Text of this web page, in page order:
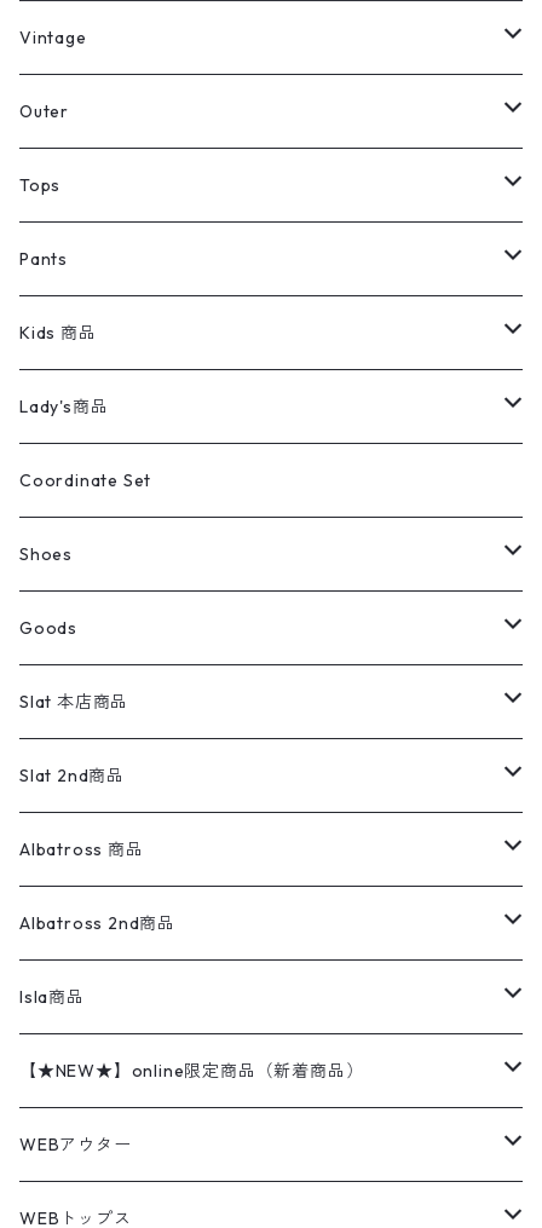
ミリタリーデッドストック
アウター
デニムジャケット
ミリタリージャケット
コート
ナイロンジャケット
レザー
テーラードジャケット
ボアジャケット
その他
トップス
半袖シャツ
長袖シャツ
セーター・カーディガン
パンツ
デニムパンツ
ミリタリーパンツ
スラックス
オーバーオール・つなぎ
イージーパンツ
ビンテージ
レディース
アウター
トップス
キッズ
アウター
トップス
ライフスタイル雑貨
ラグ・ブランケット
ブランド
ラルフローレン
リーバイス
カーハート
ディッキーズ
Vintage
Jacket
Tee
Sweat Shirts
REVERSE WEAVE
Pants
Shirts
Ladies
Sweater
Goods
Military
Outer
コート
デニムジャケット
ミリタリージャケット
スウィングトップ
アウトドアナイロンジャケット
スポーツナイロンジャケット
ワークジャケット
テーラードジャケット
ウールジャケット
ダウンジャケット
レザージャケット
Otherジャケット
Tops
Tシャツ
長袖シャツ
ブランドシャツ
ストライプシャツ
柄シャツ
ワークシャツ
半袖シャツ
ポロシャツ
スウェット・パーカ
プリントスウェット
ロゴスウェット
ベスト
セーター・カーディガン
アランセーター
ウールセーター
フリース
Pants
デニムパンツ
501,505
バギーズデニム
ミリタリーパンツ
チノパンツ
イージーパンツ
スラックス
ワークパンツ
コーデュロイパンツ
オーバーオール・つなぎ
ショーツ
Otherパンツ
Kids 商品
Vintage
Tops
Pants
Tops
Pants
Lady's商品
Tシャツ
ブラウス／シャツ／デザイントップス
長袖
半袖
ベスト／キャミソール
スウェット
ニット
ジャケット
スカート
パンツ(w30以下)
ワンピース
長袖
半袖
Coordinate Set
Shoes
22cm以下
22.5cm
23cm
23.5cm
24cm
24.5cm
25cm
25.5cm
26cm
Goods
バンダナ
Slat 本店商品
Outer
Tee
Shirts
S/S Shirts
L/S Shirts
Sweat Shirts
REVERSE WEAVE
Sweater
Fleece
Other Tops
Slat 2nd商品
アウター
ハンティングジャケット
アウトドアジャケット
長袖シャツ
アウトドアシャツ
ブランドシャツ
半袖シャツ
アウトドアシャツ
ブランドシャツ
スウェット シャツ
ブランドスウェット
プリントスウェット
パンツ
リーバイス501 505
Tシャツ
Albatross 商品
Vintage sweater
Outer
Sailing Jacket
Swingtop
Other Tops
Fleece tops
Knit
Sweat Shirts
Hoodie
Albatross 2nd商品
70sアイテム
Marlboro
GAP
アウター
Isla商品
2点セットコーデ
Sweat Shirts
Knit
【★NEW★】online限定商品（新着商品）
8月NEWアイテム（2026）
トップス
7月NEWアイテム（2026）
WEBアウター
ジャケット
WEBトップス